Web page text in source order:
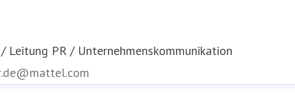
/ Leitung PR / Unternehmenskommunikation